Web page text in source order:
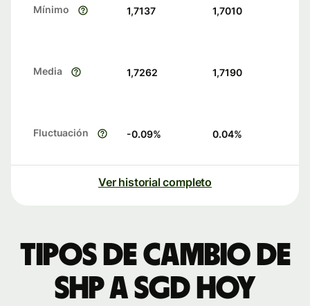
Mínimo 1,7137 1,7010
Media 1,7262 1,7190
Fluctuación -0.09% 0.04%
Ver historial completo
Tipos de cambio de
SHP a SGD hoy